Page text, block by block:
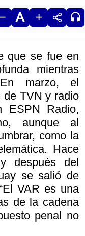
que se fue en
mientras
marzo, el
de TVN y radio
ESPN Radio,
aunque al
como la
Hace
después del
se salió de
VAR es una
de la cadena
penal no